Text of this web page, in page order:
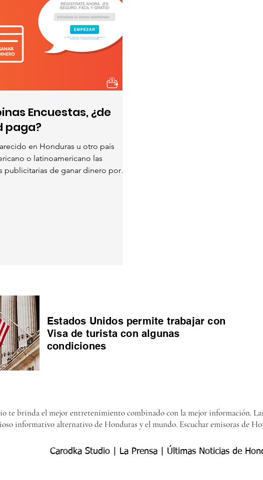
Encuestas, ¿de
paga?
en Honduras u otro país
o latinoamericano las
publicitarias de ganar dinero por
Estados Unidos permite trabajar con
Visa de turista con algunas
condiciones
te brinda el mejor entretenimiento combinado con la mejor información.
informativo alternativo de Honduras y el mundo. Escuchar emisoras de
Carodka Studio | La Prensa | Últimas Noticias de